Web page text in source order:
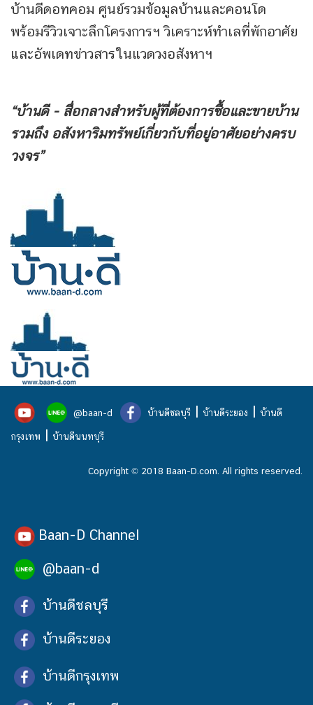
บ้านดีดอทคอม ศูนย์รวมข้อมูลบ้านและคอนโด
พร้อมรีวิวเจาะลึกโครงการฯ วิเคราะห์ทำเลที่พักอาศัย
และอัพเดทข่าวสารในแวดวงอสังหาฯ
“บ้านดี - สื่อกลางสำหรับผู้ที่ต้องการซื้อและขายบ้าน
รวมถึง อสังหาริมทรัพย์เกี่ยวกับที่อยู่อาศัยอย่างครบ
วงจร”
@baan-d บ้านดีชลบุรี | บ้านดีระยอง | บ้านดี
กรุงเทพ | บ้านดีนนทบุรี
Copyright © 2018 Baan-D.com. All rights reserved.
Baan-D Channel
@baan-d
บ้านดีชลบุรี
บ้านดีระยอง
บ้านดีกรุงเทพ